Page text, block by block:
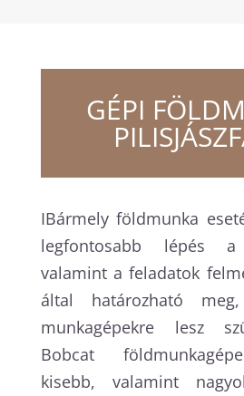
GÉPI
IBármely földmunka
legfontosabb lépés a
valamint a feladatok
által határozható
munkagépekre lesz
Bobcat
kisebb, valamint